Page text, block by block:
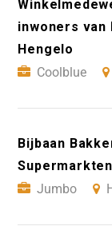
inwoners van
Hengelo
Coolblue
Bijbaan
Jumbo